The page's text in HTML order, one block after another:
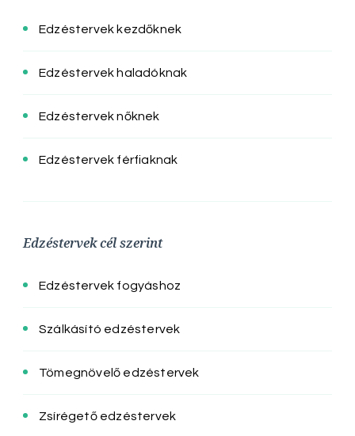
Edzéstervek kezdőknek
Edzéstervek haladóknak
Edzéstervek nőknek
Edzéstervek férfiaknak
Edzéstervek cél szerint
Edzéstervek fogyáshoz
Szálkásító edzéstervek
Tömegnövelő edzéstervek
Zsírégető edzéstervek